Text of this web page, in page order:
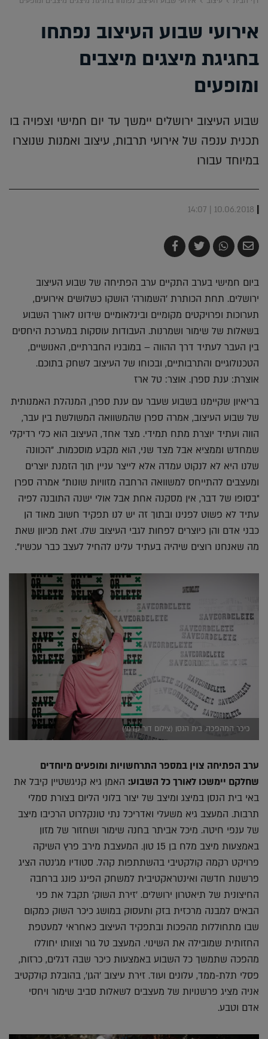
אירועי שבוע העיצוב נפתחו
בחגיגת מיצגים מיצבים
ומופעים
שבוע העיצוב ירושלים יימשך עד יום חמישי וצפויה בו
תכנית ענפה של אירועי תרבות, עיצוב ואמנות שנוצרו
במיוחד עבורו
|
10.06.2018 | 14:07
שלח
בדואר
שתף
ב-
צייץ
ב-
שתף
ב-
ביום חמישי בערב התקיים ערב הפתיחה של שבוע העיצוב
ירושלים. תחת הכותרת 'השמורה' הושקו כשלושים אירועים,
תערוכות ופרויקטים מקומיים ובינלאומיים שידונו לאורך השבוע
בשאלות של שימור ושמרנות. העבודות עוסקות במערכת היחסים
בין העבר לעתיד דרך ההווה – במובניו החברתיים, האנושיים,
הטכנולוגיים והתרבותיים, ובכוחו של העיצוב לשחק בתוכם.
אוצרת: ענת ספרן. אוצר: טל ארז
בריאיון שקיימנו בשבוע שעבר עם ענת ספרן, המנהלת האמנותית
של שבוע העיצוב, אמרה ספרן שהמשוואה המשולשת בין עבר,
הווה ועתיד יוצרת מתח תמידי. מצד אחד, העיצוב הוא כלי רדיקלי
שמחדש וממציא אבל מצד שני, הוא מקבע מוסכמות. "הכוונה
שלנו היא לא לנקוט עמדה אלא לייצר עניין תוך הזמנת יוצרים
ומעצבים להתייחס למשוואה הרחבה מזוויות שונות" אמרה ספרן
"בסופו של דבר, אין מסקנה אחת אבל אולי ישנה התובנה לפיה
עתיד לא פשוט לפנינו ובתוך זה יש לנו תפקיד חשוב מאוד הן
כבני אדם והן כיוצרים לפחות לגבי העיצוב שלו. זאת מכיוון שאת
מה שאנחנו רוצים שיהיה בעתיד עלינו להחיל לעצב כבר עכשיו".
כיכר המהפכה, בית הנסן (צילום דור קדמי)
ערב הפתיחה צוין במספר התרחשויות ומופעים מיוחדים
שחלקם יימשכו לאורך כל השבוע: האמן גיא קניגשטיין קיבל את
באי בית הנסן במיצג ומיצב של יצור בלוני הליום בצורת סמלי
תרבות. המעצב גיא משעלי ואדריכל נתי טונקלרוט הרכיבו מיצב
של ענפי חיטה. מיכל אביתר בחנה שימור ושחזור של מזון
באמצעות מיצב מלח בן 15 טון. המעצבת מירב פרץ השיקה
פרויקט רקמה קולקטיבי בהשתתפות קהל. סטודיו מג'נטה הציג
פרשנות חדשה ואינטראקטיבית למשחק הפינג פונג ברחבה
החיצונית של תיאטרון ירושלים. 'זירת השוק' תקבל את פני
הבאים למבנה מרכזית בזק ותעסוק במושג כיכר השוק כמקום
שבו מתחוללות מהפכות ובתפקיד העיצוב כאחראי למעטפת
החזותית שמובילה את השינוי. המעצב טל גור וצוותו יחוללו
מהפכה שתמשך כל השבוע באמצעות כיכר שבה דגלים, כרזות,
פסלי תלת-ממד, עלונים ועוד. זירת עיצוב 'הגן', בהובלת קולקטיב
אניה מציג פרשנויות של מעצבים לשאלות סביב שימור ויחסי
אדם וטבע.